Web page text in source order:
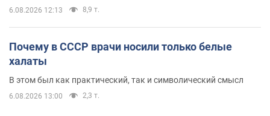
6.08.2026 12:13 8,9 т.
Почему в СССР врачи носили только белые
халаты
В этом был как практический, так и символический смысл
6.08.2026 13:00 2,3 т.